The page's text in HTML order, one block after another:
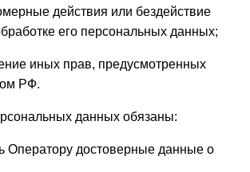
действия или бездействие
его персональных данных;
иных прав, предусмотренных
РФ.
данных обязаны:
Оператору достоверные данные о